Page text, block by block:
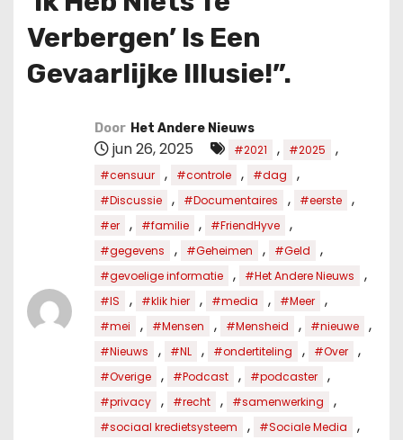
Verbergen’ Is Een
Gevaarlijke Illusie!”.
Door Het Andere Nieuws
jun 26, 2025 #2021 , #2025 ,
#censuur , #controle , #dag ,
#Discussie , #Documentaires , #eerste ,
#er , #familie , #FriendHyve ,
#gegevens , #Geheimen , #Geld ,
#gevoelige informatie , #Het Andere Nieuws ,
#IS , #klik hier , #media , #Meer ,
#mei , #Mensen , #Mensheid , #nieuwe ,
#Nieuws , #NL , #ondertiteling , #Over ,
#Overige , #Podcast , #podcaster ,
#privacy , #recht , #samenwerking ,
#sociaal kredietsysteem , #Sociale Media ,